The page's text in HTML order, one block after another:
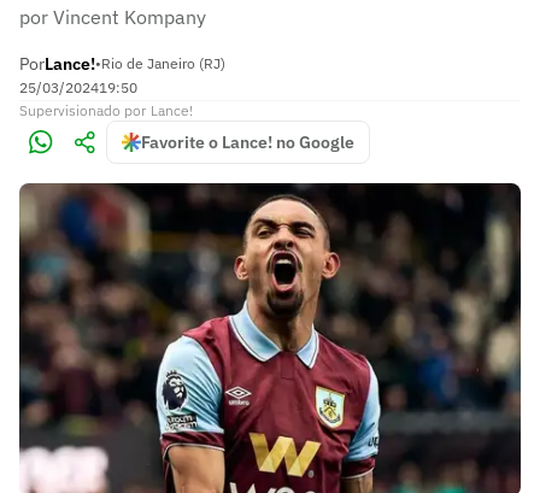
por Vincent Kompany
PorLance!•Rio de Janeiro (RJ)
25/03/202419:50
Supervisionado por Lance!
Favorite o Lance! no Google